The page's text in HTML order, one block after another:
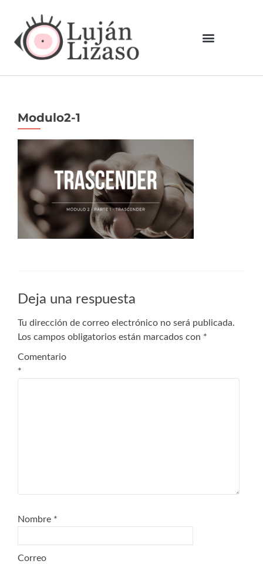
Modulo2-1
Deja una respuesta
Tu dirección de correo electrónico no será publicada.
Los campos obligatorios están marcados con *
Comentario
*
Nombre *
Correo